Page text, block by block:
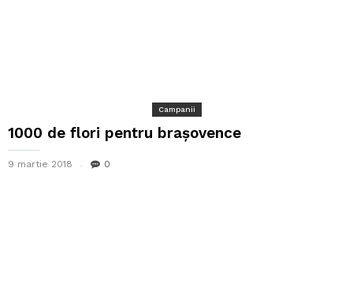
Campanii
1000 de flori pentru brașovence
9 martie 2018 0